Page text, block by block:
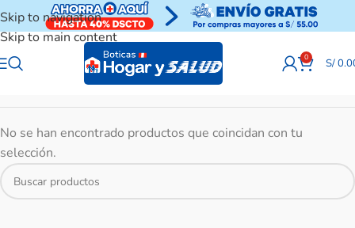
Skip to navigation
Skip to main content
0 S/
No se han encontrado productos que coincidan con tu
selección.